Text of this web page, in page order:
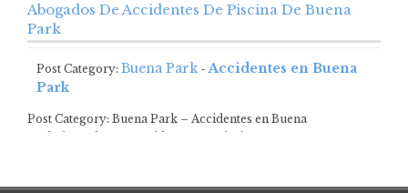
Abogados De Accidentes De Piscina De Buena
Park
Post Category: Buena Park-Accidentes en Buena
Park
Post Category: Buena Park – Accidentes en Buena